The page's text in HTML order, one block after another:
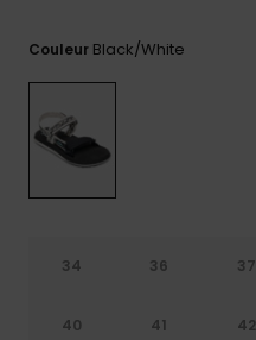
des
réponses
Consulter
Couleur Black/white
34 36 37
40 41 42